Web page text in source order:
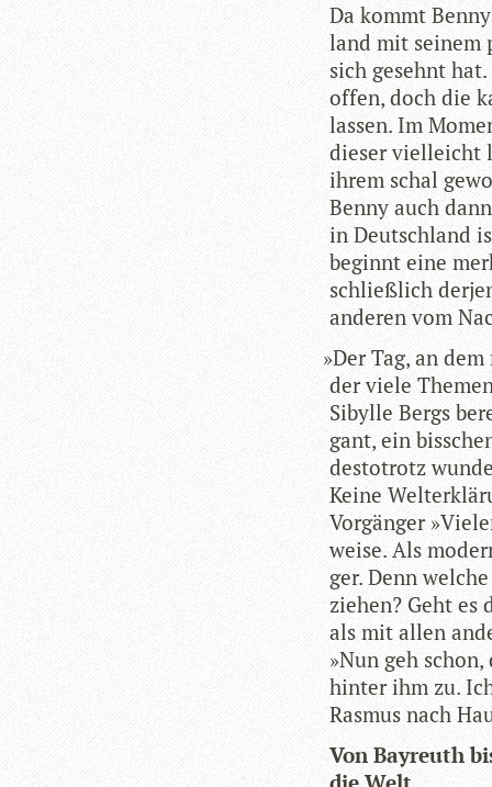
Da kommt
land mit sei­nem
sich gesehnt
offen, doch die
las­sen. Im
die­ser viel­leicht
ihrem schal
Benny auch
in Deutsch­land
beginnt eine
schließ­lich
ande­ren vom
»Der Tag, an
der viele
Sibylle Bergs
gant, ein
des­to­trotz
Keine
Vor­gän­ger
weise. Als
ger. Denn
zie­hen? Geht es
als mit allen
»Nun geh
hin­ter ihm zu.
Ras­mus nach
Von Bay­reuth